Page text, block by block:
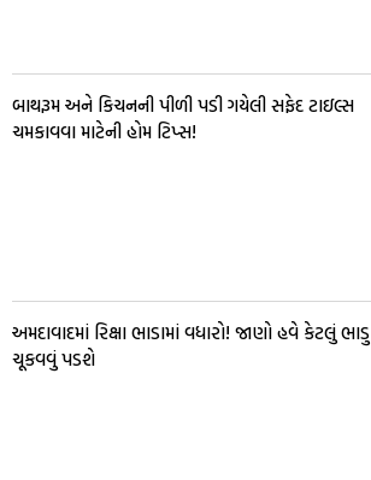
બાથરૂમ અને કિચનની પીળી પડી ગયેલી સફેદ ટાઇલ્સ
ચમકાવવા માટેની હોમ ટિપ્સ!
અમદાવાદમાં રિક્ષા ભાડામાં વધારો! જાણો હવે કેટલું ભાડુ
ચૂકવવું પડશે